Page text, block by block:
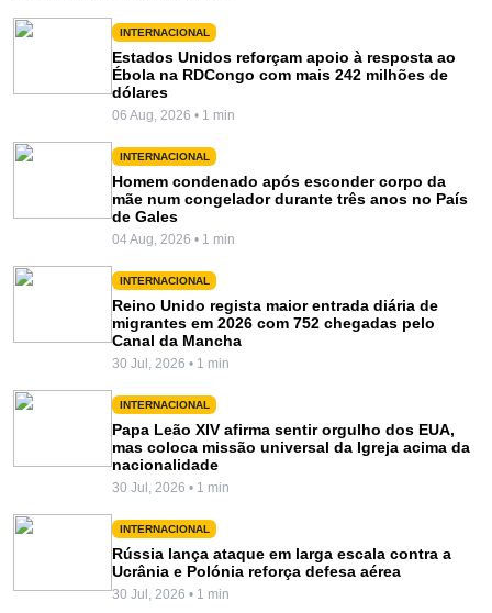
INTERNACIONAL
Estados Unidos reforçam apoio à resposta ao
Ébola na RDCongo com mais 242 milhões de
dólares
06 Aug, 2026 • 1 min
INTERNACIONAL
Homem condenado após esconder corpo da
mãe num congelador durante três anos no País
de Gales
04 Aug, 2026 • 1 min
INTERNACIONAL
Reino Unido regista maior entrada diária de
migrantes em 2026 com 752 chegadas pelo
Canal da Mancha
30 Jul, 2026 • 1 min
INTERNACIONAL
Papa Leão XIV afirma sentir orgulho dos EUA,
mas coloca missão universal da Igreja acima da
nacionalidade
30 Jul, 2026 • 1 min
INTERNACIONAL
Rússia lança ataque em larga escala contra a
Ucrânia e Polónia reforça defesa aérea
30 Jul, 2026 • 1 min